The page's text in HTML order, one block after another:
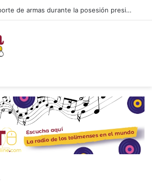
Comenzó la pavimentación de la vía a El Salado tras más de 20 años de espera